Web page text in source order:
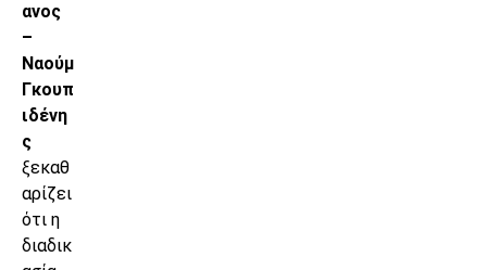
ανος
–
Ναούμ
Γκουπ
ιδένη
ς
ξεκαθ
αρίζει
ότι η
διαδικ